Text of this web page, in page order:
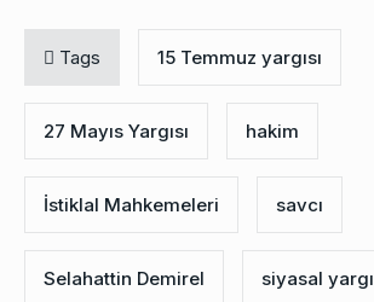
Tags 15 Temmuz yargısı
27 Mayıs Yargısı hakim
İstiklal Mahkemeleri savcı
Selahattin Demirel siyasal yargı